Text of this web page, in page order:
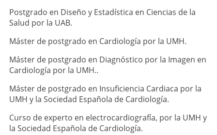
Postgrado en Diseño y Estadística en Ciencias de la
Salud por la UAB.
Máster de postgrado en Cardiología por la UMH.
Máster de postgrado en Diagnóstico por la Imagen en
Cardiología por la UMH..
Máster de postgrado en Insuficiencia Cardiaca por la
UMH y la Sociedad Española de Cardiología.
Curso de experto en electrocardiografía, por la UMH y
la Sociedad Española de Cardiología.